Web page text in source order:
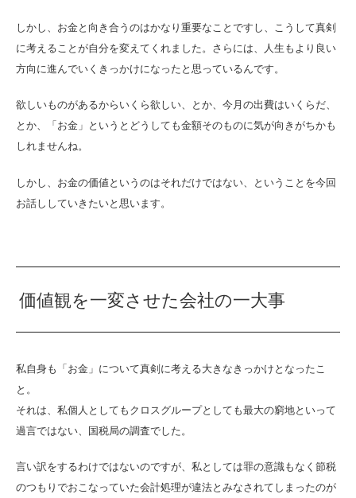
しかし、お金と向き合うのはかなり重要なことですし、こうして真剣
に考えることが自分を変えてくれました。さらには、人生もより良い
方向に進んでいくきっかけになったと思っているんです。
欲しいものがあるからいくら欲しい、とか、今月の出費はいくらだ、
とか、「お金」というとどうしても金額そのものに気が向きがちかも
しれませんね。
しかし、お金の価値というのはそれだけではない、ということを今回
お話ししていきたいと思います。
価値観を一変させた会社の一大事
私自身も「お金」について真剣に考える大きなきっかけとなったこ
と。
それは、私個人としてもクロスグループとしても最大の窮地といって
過言ではない、国税局の調査でした。
言い訳をするわけではないのですが、私としては罪の意識もなく節税
のつもりでおこなっていた会計処理が違法とみなされてしまったのが